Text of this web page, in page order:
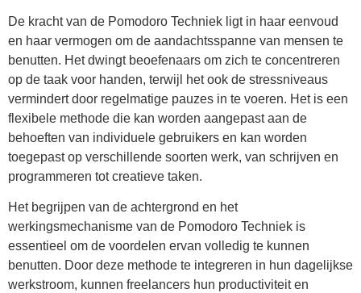
De kracht van de Pomodoro Techniek ligt in haar eenvoud
en haar vermogen om de aandachtsspanne van mensen te
benutten. Het dwingt beoefenaars om zich te concentreren
op de taak voor handen, terwijl het ook de stressniveaus
vermindert door regelmatige pauzes in te voeren. Het is een
flexibele methode die kan worden aangepast aan de
behoeften van individuele gebruikers en kan worden
toegepast op verschillende soorten werk, van schrijven en
programmeren tot creatieve taken.
Het begrijpen van de achtergrond en het
werkingsmechanisme van de Pomodoro Techniek is
essentieel om de voordelen ervan volledig te kunnen
benutten. Door deze methode te integreren in hun dagelijkse
werkstroom, kunnen freelancers hun productiviteit en